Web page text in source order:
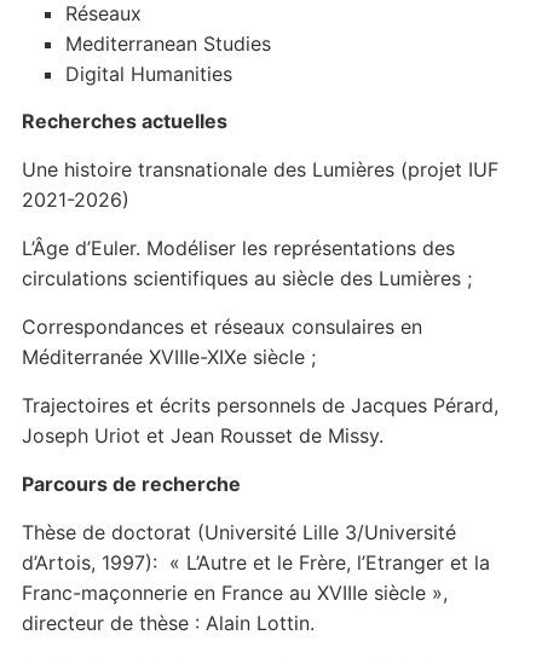
Réseaux
Mediterranean Studies
Digital Humanities
Recherches actuelles
Une histoire transnationale des Lumières (projet IUF
2021-2026)
L’Âge d’Euler. Modéliser les représentations des
circulations scientifiques au siècle des Lumières ;
Correspondances et réseaux consulaires en
Méditerranée XVIIIe-XIXe siècle ;
Trajectoires et écrits personnels de Jacques Pérard,
Joseph Uriot et Jean Rousset de Missy.
Parcours de recherche
Thèse de doctorat (Université Lille 3/Université
d’Artois, 1997): « L’Autre et le Frère, l’Etranger et la
Franc-maçonnerie en France au XVIIIe siècle »,
directeur de thèse : Alain Lottin.